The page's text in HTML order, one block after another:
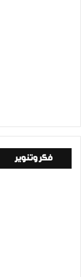
فكر وتنوير